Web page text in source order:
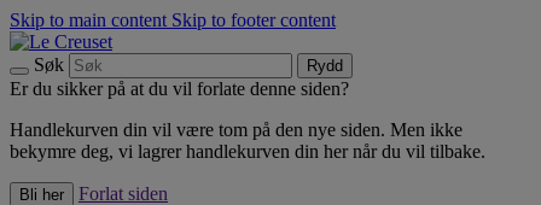
Skip to main content Skip to footer content
Søk Rydd
Er du sikker på at du vil forlate denne siden?
Handlekurven din vil være tom på den nye siden. Men ikke
bekymre deg, vi lagrer handlekurven din her når du vil tilbake.
Bli her
Forlat siden